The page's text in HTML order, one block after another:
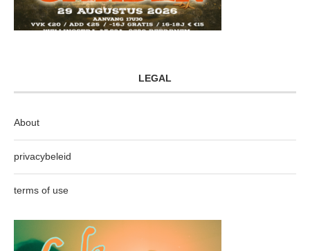
LEGAL
About
privacybeleid
terms of use